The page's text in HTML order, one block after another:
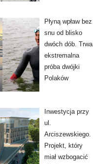
Płyną wpław bez
snu od blisko
dwóch dób. Trwa
ekstremalna
próba dwójki
Polaków
Inwestycja przy
ul.
Arciszewskiego.
Projekt, który
miał wzbogacić